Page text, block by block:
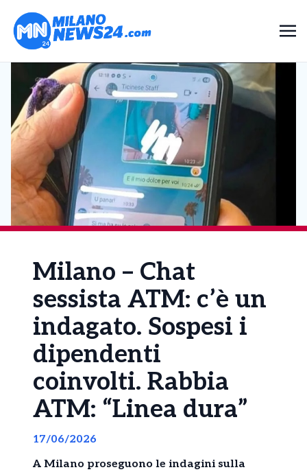
Milano – Chat
sessista ATM: c’è un
indagato. Sospesi i
dipendenti
coinvolti. Rabbia
ATM: “Linea dura”
17/06/2026
A Milano proseguono le indagini sulla